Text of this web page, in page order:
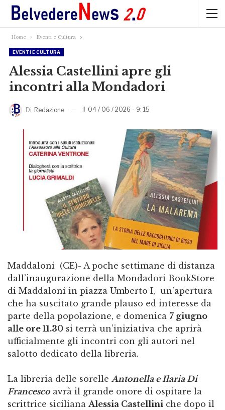
Home Eventi e Cultura
EVENTI E CULTURA
Alessia Castellini apre gli
incontri alla Mondadori
Di Redazione 04 / 06 / 2026 - 9: 15
Maddaloni (CE)- A poche settimane di distanza
dall’inaugurazione della Mondadori BookStore
di Maddaloni in piazza Umberto I, un’apertura
che ha suscitato grande plauso ed interesse da
parte della popolazione, e domenica 7 giugno
alle ore 11.30 si terrà un’iniziativa che aprirà
ufficialmente gli incontri con gli autori nel
salotto dedicato della libreria.
La libreria delle sorelle Antonella e Ilaria Di
Francescoavrà il grande onore di ospitare la
scrittrice siciliana Alessia Castellini che dopo il